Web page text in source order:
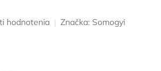
hodnotenia Značka: Somogyi